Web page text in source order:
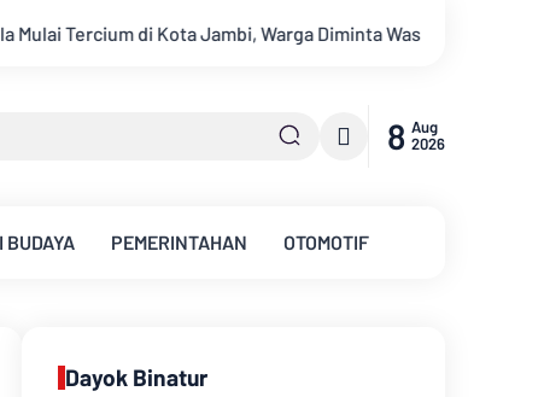
Diminta Waspada Hadapi Puncak Kemarau
8 Aug
2026
BUDAYA PEMERINTAHAN OTOMOTIF
Dayok Binatur